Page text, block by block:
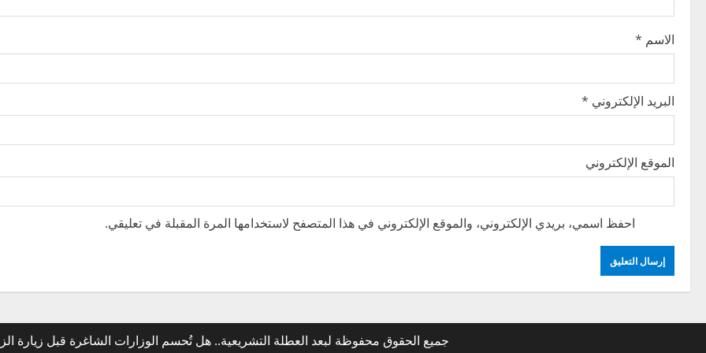
i
o
n
الاسم *
البريد الإلكتروني *
الموقع الإلكتروني
احفظ اسمي، بريدي الإلكتروني، والموقع الإلكتروني في هذا المتصفح لاستخدامها المرة المقبلة في تعليقي.
جميع الحقوق محفوظة لبعد العطلة التشريعية.. هل تُحسم الوزارات الشاغرة قبل زيارة